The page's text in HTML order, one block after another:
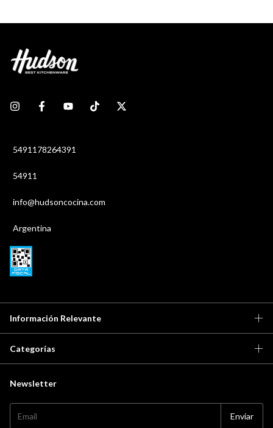
5491178264391
54911
info@hudsoncocina.com
Argentina
Información Relevante
Categorías
Newsletter